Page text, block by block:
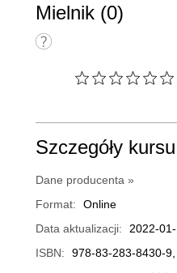
Mielnik (0)
Szczegóły kursu
Dane producenta »
Format:
Online
Data aktualizacji:
2022-01-
ISBN:
978-83-283-8430-